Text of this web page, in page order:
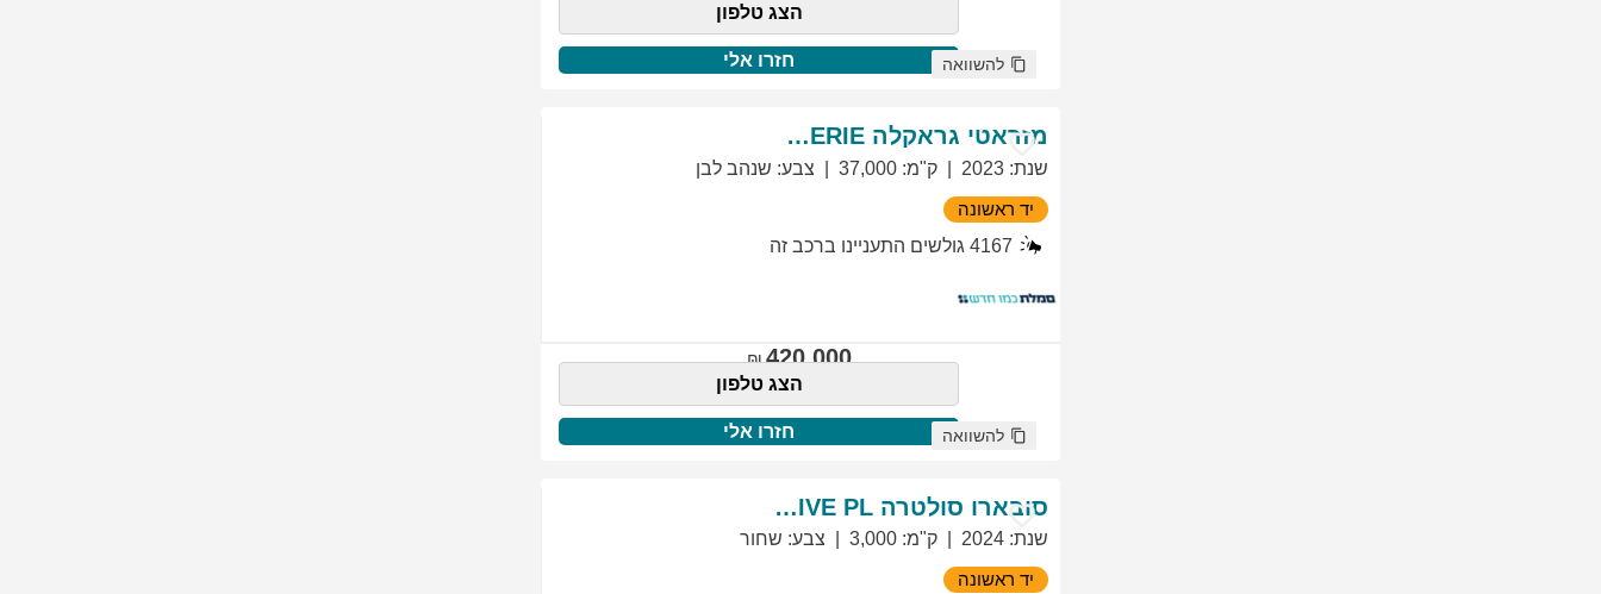
הצג טלפון
חזרו אלי להשוואה
מזראטי גראקלה PRIMASERIE
שנת:
2023 ק"מ:
37,000 צבע: שנהב לבן
יד ראשונה
4167 גולשים התעניינו ברכב זה
420,000
הצג טלפון
חזרו אלי להשוואה
סובארו סולטרה EXCLUSIVE PL
שנת:
2024 ק"מ:
3,000 צבע: שחור
יד ראשונה